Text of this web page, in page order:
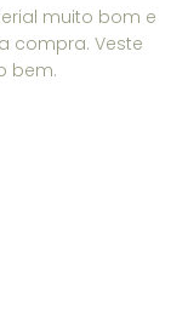
muito bom e
compra. Veste
bem.